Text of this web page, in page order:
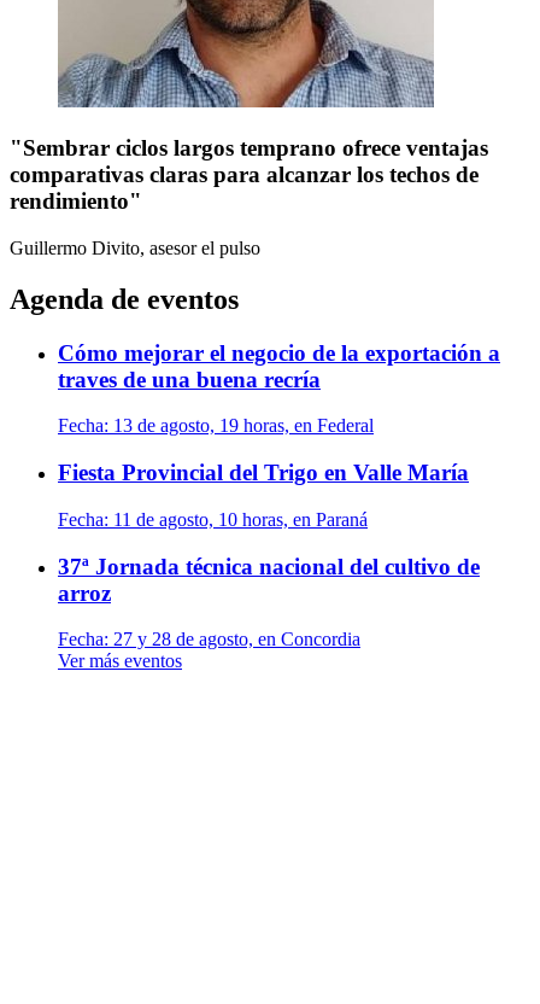
"Sembrar ciclos largos temprano ofrece ventajas
comparativas claras para alcanzar los techos de
rendimiento"
Guillermo Divito, asesor el pulso
Agenda de eventos
Cómo mejorar el negocio de la exportación a
traves de una buena recría
Fecha: 13 de agosto, 19 horas, en Federal
Fiesta Provincial del Trigo en Valle María
Fecha: 11 de agosto, 10 horas, en Paraná
37ª Jornada técnica nacional del cultivo de
arroz
Fecha: 27 y 28 de agosto, en Concordia
Ver más eventos